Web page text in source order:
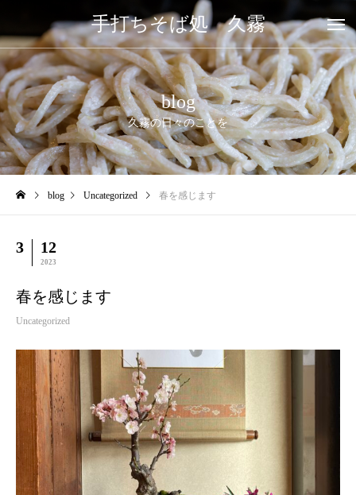
手打ちそば処 久霧
blog
久霧の日々のことを
blog Uncategorized 春を感じます
3 12
2023
春を感じます
Uncategorized